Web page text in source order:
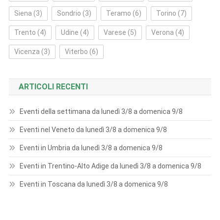
Siena (3) Sondrio (3) Teramo (6) Torino (7)
Trento (4) Udine (4) Varese (5) Verona (4)
Vicenza (3) Viterbo (6)
ARTICOLI RECENTI
Eventi della settimana da lunedì 3/8 a domenica 9/8
Eventi nel Veneto da lunedì 3/8 a domenica 9/8
Eventi in Umbria da lunedì 3/8 a domenica 9/8
Eventi in Trentino-Alto Adige da lunedì 3/8 a domenica 9/8
Eventi in Toscana da lunedì 3/8 a domenica 9/8